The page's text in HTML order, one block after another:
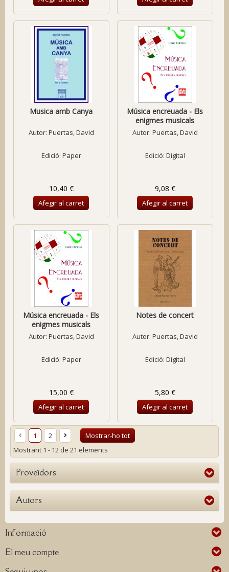
Musica amb Canya
Autor: Puertas, David
Edició: Paper
10,40 €
Afegir al carret
Música encreuada - Els
enigmes musicals
Autor: Puertas, David
Edició: Digital
9,08 €
Afegir al carret
Música encreuada - Els
enigmes musicals
Autor: Puertas, David
Edició: Paper
15,00 €
Afegir al carret
Notes de concert
Autor: Puertas, David
Edició: Digital
5,80 €
Afegir al carret
Mostrar-ho tot
1
2
Mostrant 1 - 12 de 21 elements
Proveïdors
Autors
Informació
El meu compte